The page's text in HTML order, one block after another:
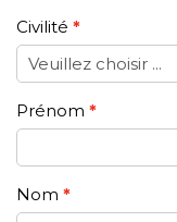
Civilité
Prénom
Nom